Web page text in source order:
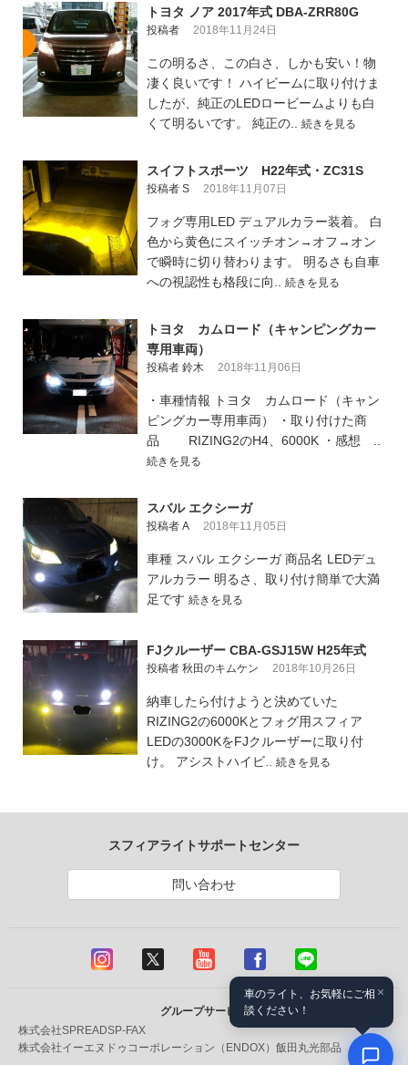
トヨタ ノア 2017年式 DBA-ZRR80G
投稿者 2018年11月24日
この明るさ、この白さ、しかも安い！物
凄く良いです！ ハイビームに取り付けま
したが、純正のLEDロービームよりも白
くて明るいです。 純正の.. 続きを見る
スイフトスポーツ H22年式・ZC31S
投稿者 S 2018年11月07日
フォグ専用LED デュアルカラー装着。 白
色から黄色にスイッチオン→オフ→オン
で瞬時に切り替わります。 明るさも自車
への視認性も格段に向.. 続きを見る
トヨタ カムロード（キャンピングカー
専用車両）
投稿者 鈴木 2018年11月06日
・車種情報 トヨタ カムロード（キャン
ピングカー専用車両） ・取り付けた商
品 RIZING2のH4、6000K ・感想 ..
続きを見る
スバル エクシーガ
投稿者 A 2018年11月05日
車種 スバル エクシーガ 商品名 LEDデュ
アルカラー 明るさ、取り付け簡単で大満
足です 続きを見る
FJクルーザー CBA-GSJ15W H25年式
投稿者 秋田のキムケン 2018年10月26日
納車したら付けようと決めていた
RIZING2の6000Kとフォグ用スフィア
LEDの3000KをFJクルーザーに取り付
け。 アシストハイビ.. 続きを見る
スフィアライトサポートセンター
問い合わせ
グループサービス
株式会社SPREADSP-FAX
株式会社イーエヌドゥコーポレーション（ENDOX） 飯田丸光部品
×
車のライト、お気軽にご相
談ください！